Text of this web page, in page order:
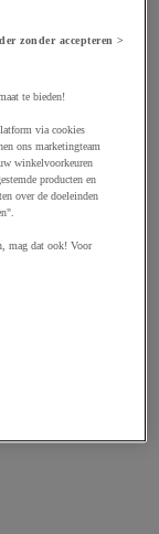
zonder accepteren >
te bieden!
via cookies
ons marketingteam
winkelvoorkeuren
producten en
over de doeleinden
mag dat ook! Voor